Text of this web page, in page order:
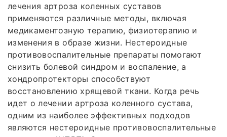
лечения артроза коленных суставов
применяются различные методы, включая
медикаментозную терапию, физиотерапию и
изменения в образе жизни. Нестероидные
противовоспалительные препараты помогают
снизить болевой синдром и воспаление, а
хондропротекторы способствуют
восстановлению хрящевой ткани. Когда речь
идет о лечении артроза коленного сустава,
одним из наиболее эффективных подходов
являются нестероидные противовоспалительные